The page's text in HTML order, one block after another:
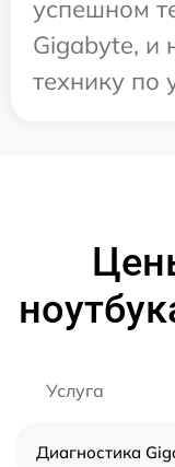
успешном
Gigabyte, и
технику по
Услуга
Диагностика